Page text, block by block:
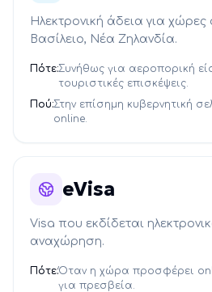
Ηλεκτρονική άδεια για
Βασίλειο, Νέα Ζηλανδία.
Πότε:Συνήθως για αεροπορική
τουριστικές επισκέψεις.
Πού:Στην επίσημη κυβερνητική
online.
eVisa
Visa που εκδίδεται
αναχώρηση.
Πότε:Όταν η χώρα προσφέρει
για πρεσβεία.